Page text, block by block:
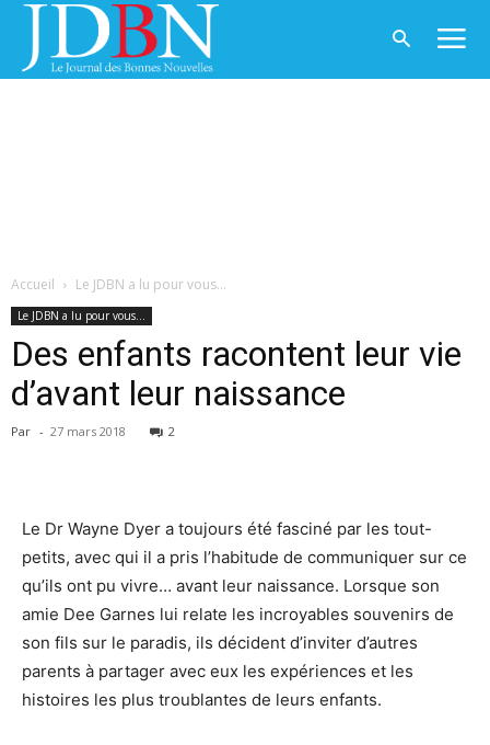
Accueil Le JDBN a lu pour vous...
Le JDBN a lu pour vous...
Des enfants racontent leur vie
d’avant leur naissance
Par - 27 mars 2018 2
Le Dr Wayne Dyer a toujours été fasciné par les tout-
petits, avec qui il a pris l’habitude de communiquer sur ce
qu’ils ont pu vivre… avant leur naissance. Lorsque son
amie Dee Garnes lui relate les incroyables souvenirs de
son fils sur le paradis, ils décident d’inviter d’autres
parents à partager avec eux les expériences et les
histoires les plus troublantes de leurs enfants.